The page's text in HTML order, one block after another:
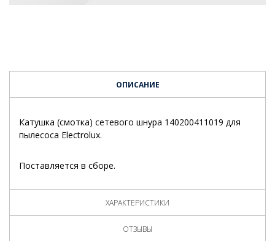
ОПИСАНИЕ
Катушка (смотка) сетевого шнура 140200411019 для
пылесоса Electrolux.
Поставляется в сборе.
ХАРАКТЕРИСТИКИ
ОТЗЫВЫ